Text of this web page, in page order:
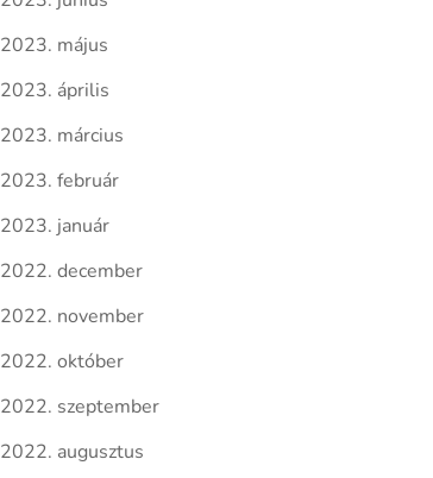
2023. május
2023. április
2023. március
2023. február
2023. január
2022. december
2022. november
2022. október
2022. szeptember
2022. augusztus